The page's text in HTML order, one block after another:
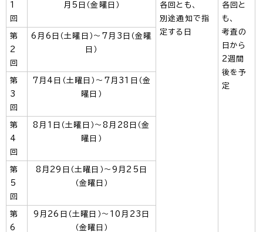
1
回
月5日（金曜日）
各回とも、
別途通知で指
定する日
各回と
も、
考査の
日から
2週間
後を予
定
第
2
回
6月6日（土曜日）～7月3日（金曜
日）
第
3
回
7月4日（土曜日）～7月31日（金
曜日）
第
4
回
8月1日（土曜日）～8月28日（金
曜日）
第
5
回
8月29日（土曜日）～9月25日
（金曜日）
第
6
9月26日（土曜日）～10月23日
（金曜日）